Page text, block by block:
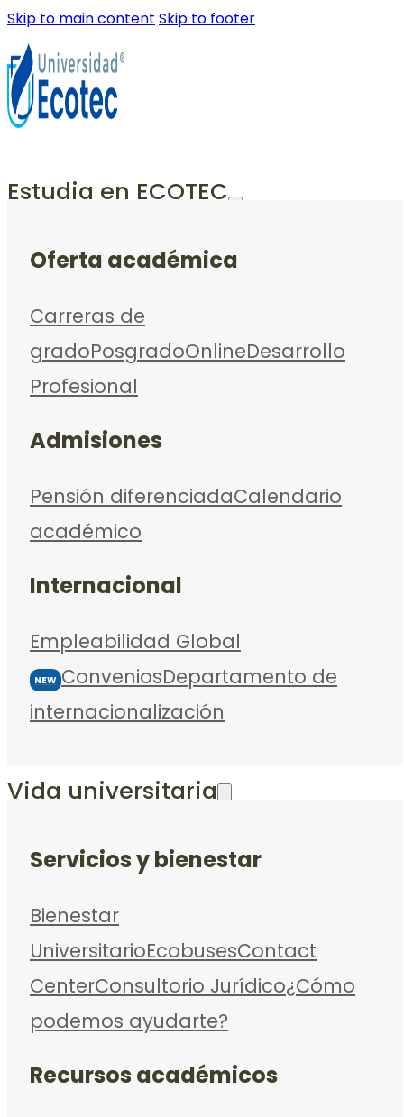
Skip to main content Skip to footer
Estudia en ECOTEC
Oferta académica
Carreras de
gradoPosgradoOnlineDesarrollo
Profesional
Admisiones
Pensión diferenciadaCalendario
académico
Internacional
Empleabilidad Global
NEW ConveniosDepartamento de
internacionalización
Vida universitaria
Servicios y bienestar
Bienestar
UniversitarioEcobusesContact
CenterConsultorio Jurídico¿Cómo
podemos ayudarte?
Recursos académicos